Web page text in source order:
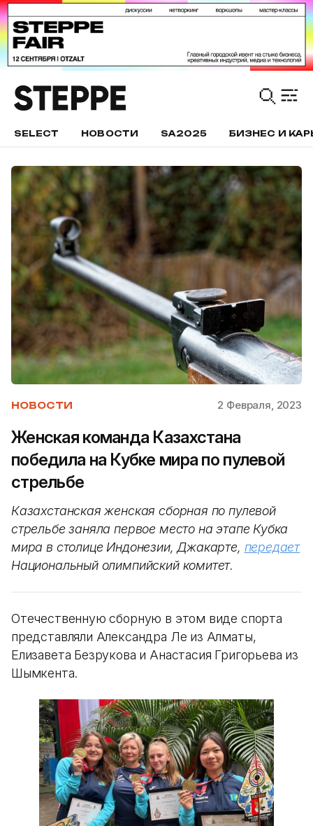
SELECT НОВОСТИ SA2025 БИЗНЕС И
НОВОСТИ 2 Февраля, 2023
Женская команда Казахстана
победила на Кубке мира по пулевой
стрельбе
Казахстанская женская сборная по пулевой
стрельбе заняла первое место на этапе Кубка
мира в столице Индонезии, Джакарте, передает
Национальный олимпийский комитет.
Отечественную сборную в этом виде спорта
представляли Александра Ле из Алматы,
Елизавета Безрукова и Анастасия Григорьева из
Шымкента.